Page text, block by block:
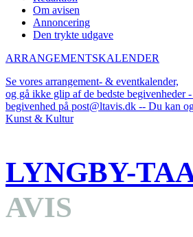
Om avisen
Annoncering
Den trykte udgave
ARRANGEMENTSKALENDER
Se vores arrangement- & eventkalender,
og gå ikke glip af de bedste begivenheder
begivenhed på post@ltavis.dk -- Du kan
Kunst & Kultur
LYNGBY-
AVIS